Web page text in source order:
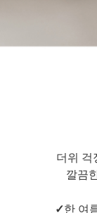
더위 걱
깔끔
✓한 여